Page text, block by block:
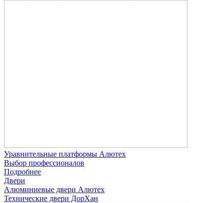
Уравнительные платформы Алютех
Выбор профессионалов
Подробнее
Двери
Алюминиевые двери Алютех
Технические двери ДорХан